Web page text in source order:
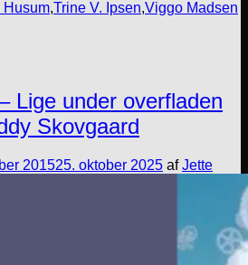
Husum,Trine V. Ipsen,Viggo Madsen
Lige under overfladen
Skovgaard
201525. oktober 2025 afJette